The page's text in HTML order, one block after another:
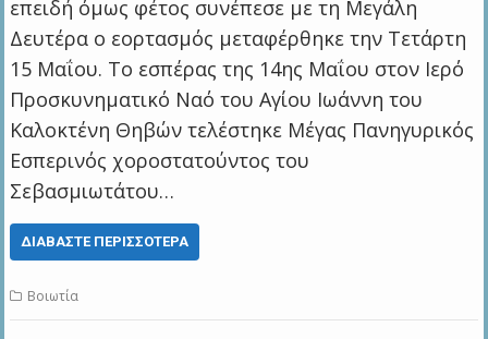
επειδή όμως φέτος συνέπεσε με τη Μεγάλη
Δευτέρα ο εορτασμός μεταφέρθηκε την Τετάρτη
15 Μαΐου. Το εσπέρας της 14ης Μαΐου στον Ιερό
Προσκυνηματικό Ναό του Αγίου Ιωάννη του
Καλοκτένη Θηβών τελέστηκε Μέγας Πανηγυρικός
Εσπερινός χοροστατούντος του
Σεβασμιωτάτου…
ΔΙΑΒΆΣΤΕ ΠΕΡΙΣΣΌΤΕΡΑ
Βοιωτία